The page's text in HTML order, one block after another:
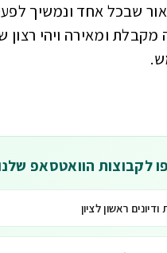
שבכל אחד ונמשיך
ומאירה ויהי רצון
לקבוצות הוואטסאפ
ראשון לציון